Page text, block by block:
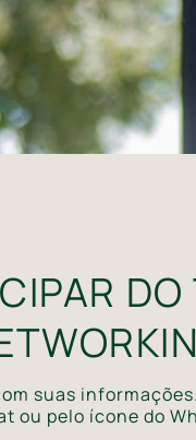
suas
ou pelo ícone do